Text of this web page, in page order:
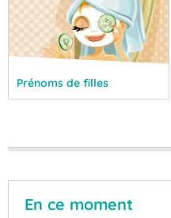
Prénoms de filles
En ce moment